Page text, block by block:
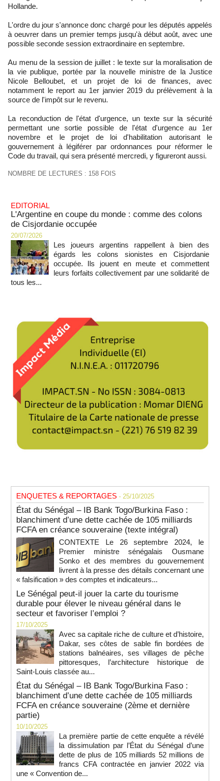
Hollande.
L'ordre du jour s'annonce donc chargé pour les députés appelés
à oeuvrer dans un premier temps jusqu'à début août, avec une
possible seconde session extraordinaire en septembre.
Au menu de la session de juillet : le texte sur la moralisation de
la vie publique, portée par la nouvelle ministre de la Justice
Nicole Belloubet, et un projet de loi de finances, avec
notamment le report au 1er janvier 2019 du prélèvement à la
source de l'impôt sur le revenu.
La reconduction de l'état d'urgence, un texte sur la sécurité
permettant une sortie possible de l'état d'urgence au 1er
novembre et le projet de loi d'habilitation autorisant le
gouvernement à légiférer par ordonnances pour réformer le
Code du travail, qui sera présenté mercredi, y figureront aussi.
NOMBRE DE LECTURES : 158 FOIS
EDITORIAL
L'Argentine en coupe du monde : comme des colons
de Cisjordanie occupée
20/07/2026
Les joueurs argentins rappellent à bien des
égards les colons sionistes en Cisjordanie
occupée. Ils jouent en meute et commettent
leurs forfaits collectivement par une solidarité de
tous les...
ENQUETES & REPORTAGES - 25/10/2025
État du Sénégal – IB Bank Togo/Burkina Faso :
blanchiment d’une dette cachée de 105 milliards
FCFA en créance souveraine (texte intégral)
CONTEXTE Le 26 septembre 2024, le
Premier ministre sénégalais Ousmane
Sonko et des membres du gouvernement
livrent à la presse des détails concernant une
« falsification » des comptes et indicateurs...
Le Sénégal peut-il jouer la carte du tourisme
durable pour élever le niveau général dans le
secteur et favoriser l’emploi ?
17/10/2025
Avec sa capitale riche de culture et d’histoire,
Dakar, ses côtes de sable fin bordées de
stations balnéaires, ses villages de pêche
pittoresques, l’architecture historique de
Saint-Louis classée au...
État du Sénégal – IB Bank Togo/Burkina Faso :
blanchiment d’une dette cachée de 105 milliards
FCFA en créance souveraine (2ème et dernière
partie)
10/10/2025
La première partie de cette enquête a révélé
la dissimulation par l’État du Sénégal d’une
dette de plus de 105 milliards 52 millions de
francs CFA contractée en janvier 2022 via
une « Convention de...